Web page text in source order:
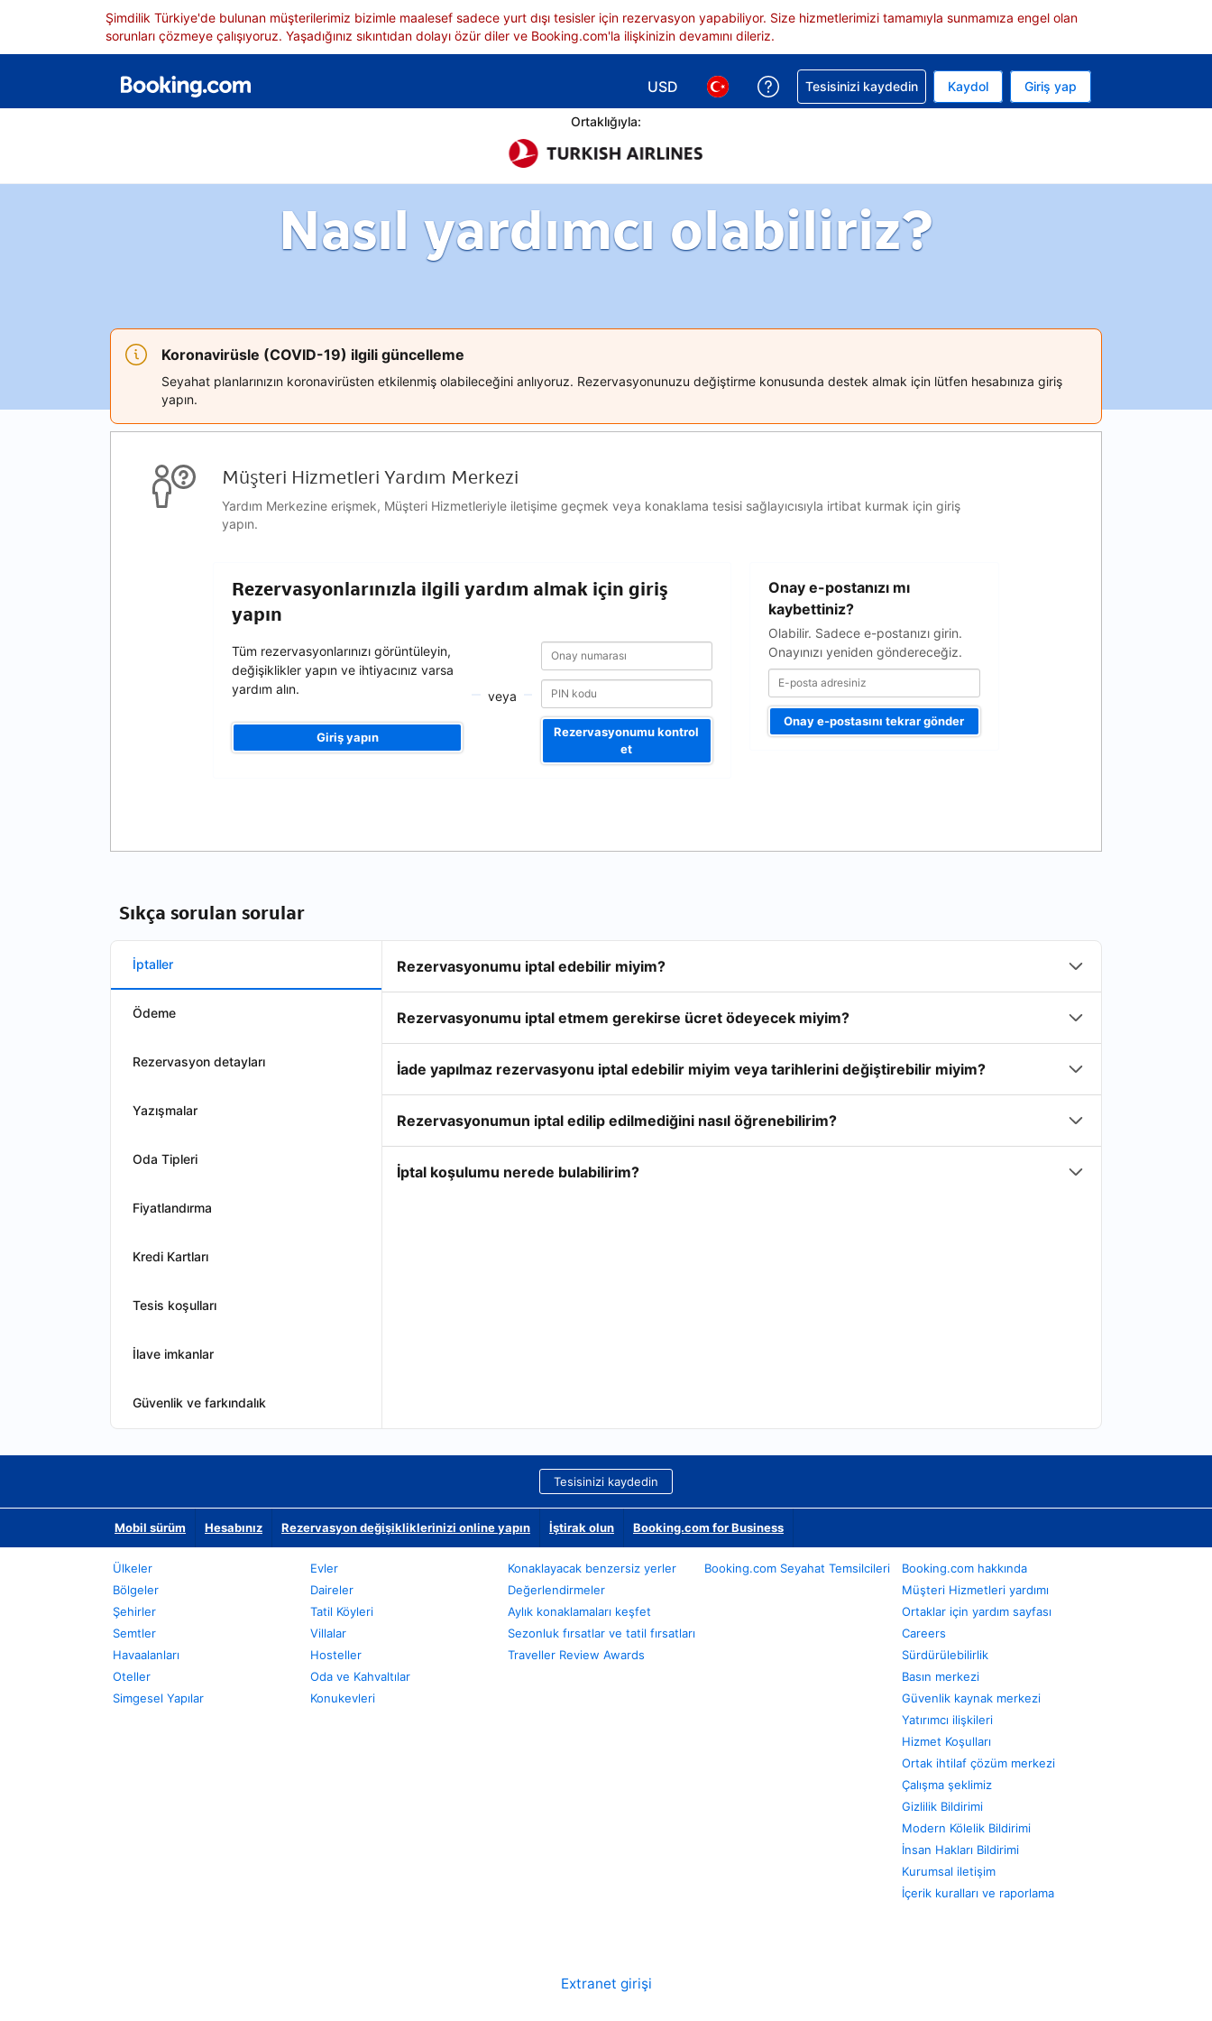
Şimdilik Türkiye'de bulunan müşterilerimiz bizimle maalesef sadece yurt dışı tesisler için rezervasyon yapabiliyor. Size hizmetlerimizi tamamıyla sunmamıza engel olan
sorunları çözmeye çalışıyoruz. Yaşadığınız sıkıntıdan dolayı özür diler ve Booking.com'la ilişkinizin devamını dileriz.
USD
Para birimi seçimi yap. Mevcut para biriminiz ABD doları
Dil seçimi yap. Mevcut diliniz Türkçe
Rezervasyonunuzla ilgili yardım alın
Tesisinizi kaydedin Kaydol Giriş yap
Ortaklığıyla:
Nasıl yardımcı olabiliriz?
Koronavirüsle (COVID-19) ilgili güncelleme
Seyahat planlarınızın koronavirüsten etkilenmiş olabileceğini anlıyoruz. Rezervasyonunuzu değiştirme konusunda destek almak için lütfen hesabınıza giriş
yapın.
Müşteri Hizmetleri Yardım Merkezi
Yardım Merkezine erişmek, Müşteri Hizmetleriyle iletişime geçmek veya konaklama tesisi sağlayıcısıyla irtibat kurmak için giriş
yapın.
Rezervasyonlarınızla ilgili yardım almak için giriş
yapın
Tüm rezervasyonlarınızı görüntüleyin,
değişiklikler yapın ve ihtiyacınız varsa
yardım alın.
Giriş yapın
veya
Onay
numarası
Onay
numarası
Rezervasyonumu kontrol
et
Onay e-postanızı mı
kaybettiniz?
Olabilir. Sadece e-postanızı girin.
Onayınızı yeniden göndereceğiz.
posta
adresiniz
Onay e-postasını tekrar gönder
Sıkça sorulan sorular
İptaller
Ödeme
Rezervasyon detayları
Yazışmalar
Oda Tipleri
Fiyatlandırma
Kredi Kartları
Tesis koşulları
İlave imkanlar
Güvenlik ve farkındalık
Rezervasyonumu iptal edebilir miyim?
Rezervasyonumu iptal etmem gerekirse ücret ödeyecek miyim?
İade yapılmaz rezervasyonu iptal edebilir miyim veya tarihlerini değiştirebilir miyim?
Rezervasyonumun iptal edilip edilmediğini nasıl öğrenebilirim?
İptal koşulumu nerede bulabilirim?
Tesisinizi kaydedin
Mobil sürüm Hesabınız Rezervasyon değişikliklerinizi online yapın İştirak olun Booking.com for Business
Ülkeler
Bölgeler
Şehirler
Semtler
Havaalanları
Oteller
Simgesel Yapılar
Evler
Daireler
Tatil Köyleri
Villalar
Hosteller
Oda ve Kahvaltılar
Konukevleri
Konaklayacak benzersiz yerler
Değerlendirmeler
Aylık konaklamaları keşfet
Sezonluk fırsatlar ve tatil fırsatları
Traveller Review Awards
Booking.com Seyahat Temsilcileri
Booking.com hakkında
Müşteri Hizmetleri yardımı
Ortaklar için yardım sayfası
Careers
Sürdürülebilirlik
Basın merkezi
Güvenlik kaynak merkezi
Yatırımcı ilişkileri
Hizmet Koşulları
Ortak ihtilaf çözüm merkezi
Çalışma şeklimiz
Gizlilik Bildirimi
Modern Kölelik Bildirimi
İnsan Hakları Bildirimi
Kurumsal iletişim
İçerik kuralları ve raporlama
Extranet girişi